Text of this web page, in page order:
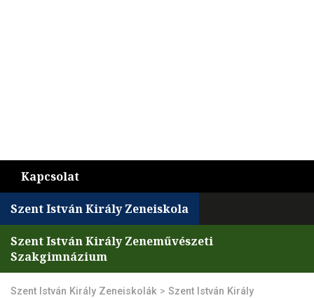
Kapcsolat
Szent István Király Zeneiskola
Szent István Király Zeneművészeti
Szakgimnázium
Szent István Király Zeneiskolák > Szent István Király